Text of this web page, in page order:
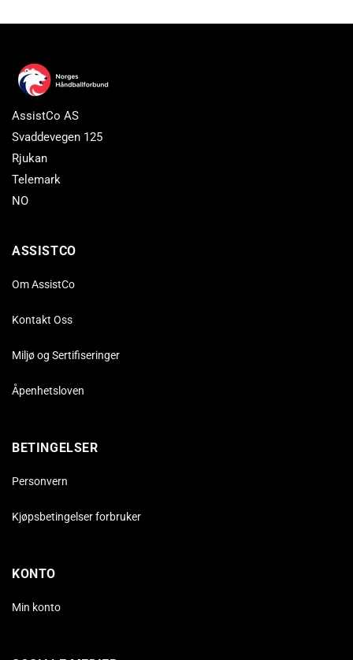
AssistCo AS
Svaddevegen 125
Rjukan
Telemark
NO
ASSISTCO
Om AssistCo
Kontakt Oss
Miljø og Sertifiseringer
Åpenhetsloven
BETINGELSER
Personvern
Kjøpsbetingelser forbruker
KONTO
Min konto